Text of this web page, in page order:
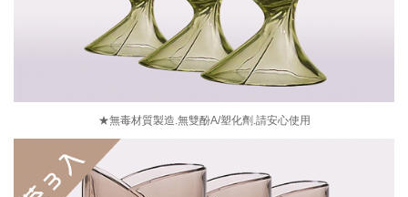
★無毒材質製造.無雙酚A/塑化劑.請安心使用